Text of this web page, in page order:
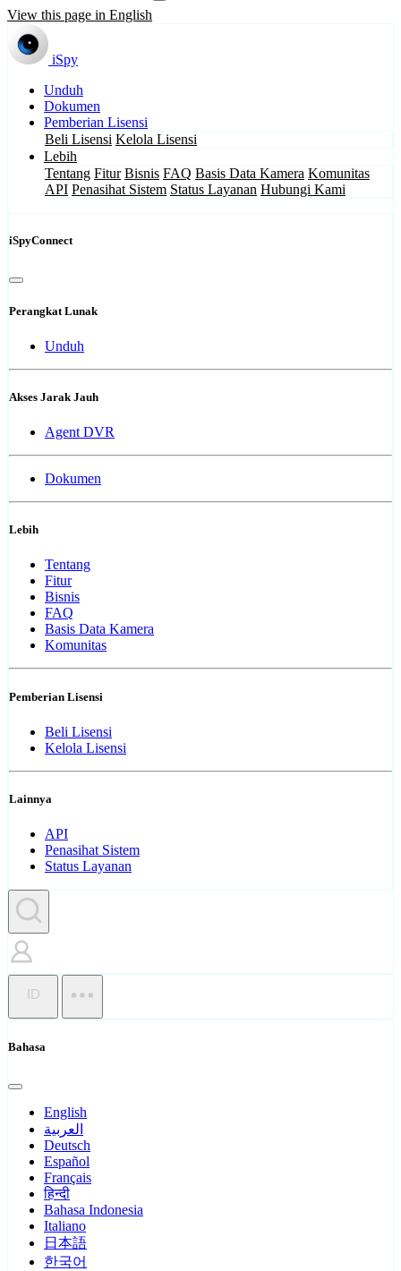
View this page in English
iSpy
Unduh
Dokumen
Pemberian Lisensi
Beli Lisensi Kelola Lisensi
Lebih
Tentang Fitur Bisnis FAQ Basis Data Kamera Komunitas
API Penasihat Sistem Status Layanan Hubungi Kami
iSpyConnect
Perangkat Lunak
Unduh
Akses Jarak Jauh
Agent DVR
Dokumen
Lebih
Tentang
Fitur
Bisnis
FAQ
Basis Data Kamera
Komunitas
Pemberian Lisensi
Beli Lisensi
Kelola Lisensi
Lainnya
API
Penasihat Sistem
Status Layanan
ID
Bahasa
English
العربية
Deutsch
Español
Français
हिन्दी
Bahasa Indonesia
Italiano
日本語
한국어